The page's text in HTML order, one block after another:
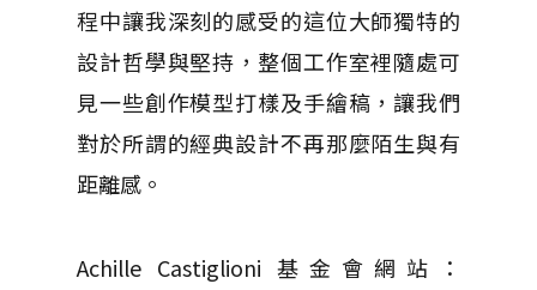
程中讓我深刻的感受的這位大師獨特的
設計哲學與堅持，整個工作室裡隨處可
見一些創作模型打樣及手繪稿，讓我們
對於所謂的經典設計不再那麼陌生與有
距離感。
Achille Castiglioni 基金會網站：